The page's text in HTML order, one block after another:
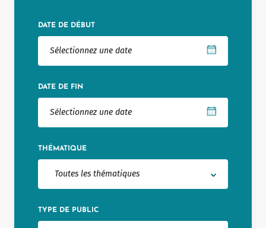
DATE DE DÉBUT
DATE DE FIN
THÉMATIQUE
Toutes les thématiques
TYPE DE PUBLIC